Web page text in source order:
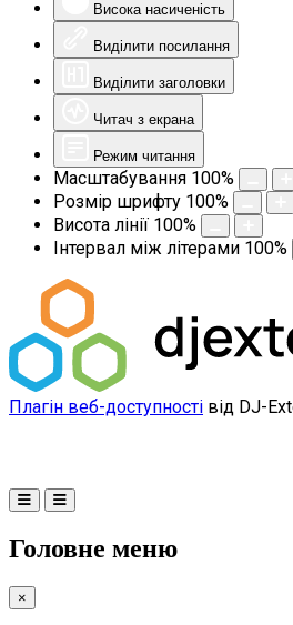
Висока насиченість
Виділити посилання
Виділити заголовки
Читач з екрана
Режим читання
Масштабування 100%
Розмір шрифту 100%
Висота лінії 100%
Інтервал між літерами 100%
Плагін веб-доступності від DJ-
Головне меню
×